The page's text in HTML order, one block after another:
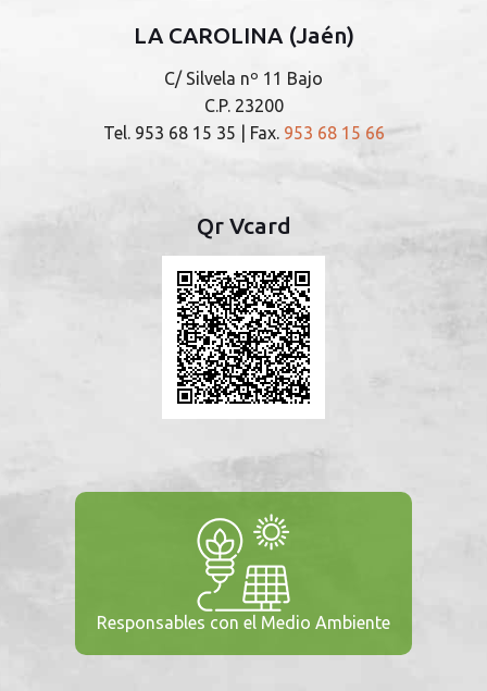
LA CAROLINA (Jaén)
C/ Silvela nº 11 Bajo
C.P. 23200
Tel. 953 68 15 35 | Fax. 953 68 15 66
Qr Vcard
Responsables con el Medio Ambiente